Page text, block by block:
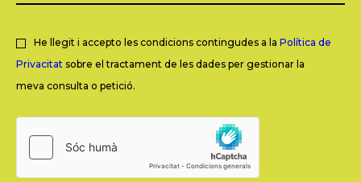
He llegit i accepto les condicions contingudes a la Política de
Privacitat sobre el tractament de les dades per gestionar la
meva consulta o petició.